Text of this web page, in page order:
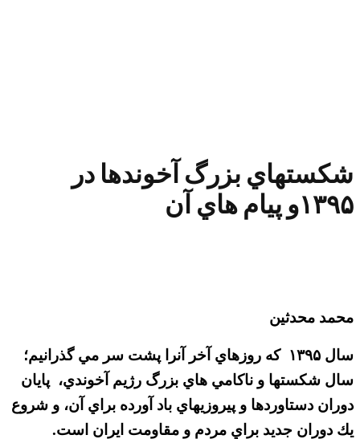
شكستهاي بزرگ آخوندها در
۱۳۹۵و پيام هاي آن
محمد محدثین
سال ۱۳۹۵ كه روزهاي آخر آنرا پشت سر مي گذرانيم؛
سال شكستها و ناكامي هاي بزرگ رژيم آخوندي، پايان
دوران دستاوردها و پيروزيهاي باد آورده براي آن، و شروع
يك دوران جديد براي مردم و مقاومت ايران است.